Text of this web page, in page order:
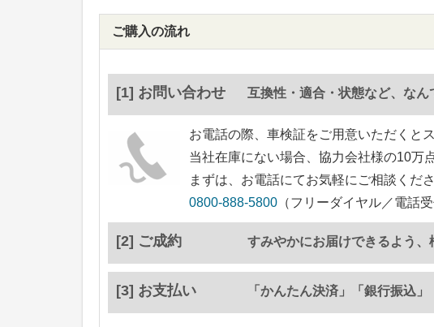
ご購入の流れ
[1] お問い合わせ 互換性・適合・状態など、なん
お電話の際、車検証をご用意いただくと
当社在庫にない場合、協力会社様の10万
まずは、お電話にてお気軽にご相談くださ
0800-888-5800 （フリーダイヤル／電話
[2] ご成約 すみやかにお届けできるよう、
[3] お支払い 「かんたん決済」「銀行振込